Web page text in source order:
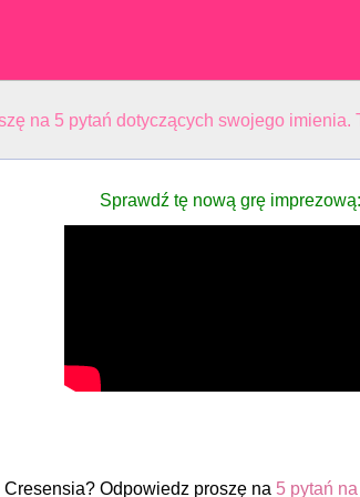
na 5 pytań dotyczących swojego imienia.
Sprawdź tę nową grę imprezową:
Odpowiedz proszę na 5 pytań